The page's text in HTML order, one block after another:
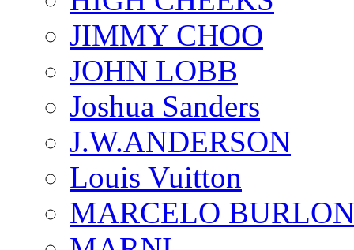
JIMMY CHOO
JOHN LOBB
Joshua Sanders
J.W.ANDERSON
Louis Vuitton
MARCELO